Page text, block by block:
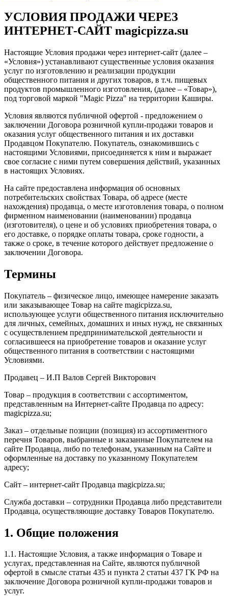
УСЛОВИЯ ПРОДАЖИ ЧЕРЕЗ
ИНТЕРНЕТ-САЙТ magicpizza.su
Настоящие Условия продажи через интернет-сайт (далее –
«Условия») устанавливают существенные условия оказания
услуг по изготовлению и реализации продукции
общественного питания и других товаров, в т.ч. пищевых
продуктов промышленного изготовления, (далее – «Товар»),
под торговой маркой "Magic Pizza" на территории Каширы.
Условия являются публичной офертой - предложением о
заключении Договора розничной купли-продажи товаров и
оказания услуг общественного питания и их доставки
Продавцом Покупателю. Покупатель, ознакомившись с
настоящими Условиями, присоединяется к ним и выражает
свое согласие с ними путем совершения действий, указанных
в настоящих Условиях.
На сайте предоставлена информация об основных
потребительских свойствах Товара, об адресе (месте
нахождения) продавца, о месте изготовления товара, о полном
фирменном наименовании (наименовании) продавца
(изготовителя), о цене и об условиях приобретения товара, о
его доставке, о порядке оплаты товара, сроке годности, а
также о сроке, в течение которого действует предложение о
заключении Договора.
Термины
Покупатель – физическое лицо, имеющее намерение заказать
или заказывающее Товар на сайте magicpizza.su,
использующее услуги общественного питания исключительно
для личных, семейных, домашних и иных нужд, не связанных
с осуществлением предпринимательской деятельности и
согласившееся на приобретение товаров и оказание услуг
общественного питания в соответствии с настоящими
Условиями.
Продавец – И.П Валов Сергей Викторович
Товар – продукция в соответствии с ассортиментом,
представленным на Интернет-сайте Продавца по адресу:
magicpizza.su;
Заказ – отдельные позиции (позиция) из ассортиментного
перечня Товаров, выбранные и заказанные Покупателем на
сайте Продавца, либо по телефонам, указанным на Сайте и
оформленные на доставку по указанному Покупателем
адресу;
Сайт – интернет-сайт Продавца magicpizza.su;
Служба доставки – сотрудники Продавца либо представители
Продавца, осуществляющие доставку Товаров Покупателю.
1. Общие положения
1.1. Настоящие Условия, а также информация о Товаре и
услугах, представленная на Сайте, являются публичной
офертой в смысле статьи 435 и пункта 2 статьи 437 ГК РФ на
заключение Договора розничной купли-продажи товаров и
услуг.